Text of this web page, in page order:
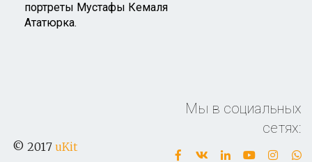
портреты Мустафы Кемаля
Ататюрка.
© 2017 uKit
Мы в социальных
сетях: